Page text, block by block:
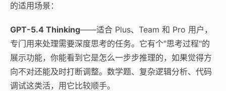
的适用场景：
GPT-5.4 Thinking——适合 Plus、Team 和 Pro 用户，
专门用来处理需要深度思考的任务。它有个"思考过程"的
展示功能，你能看到它是怎么一步步推理的，如果觉得方
向不对还能及时打断调整。数学题、复杂逻辑分析、代码
调试这类活，用它比较顺手。